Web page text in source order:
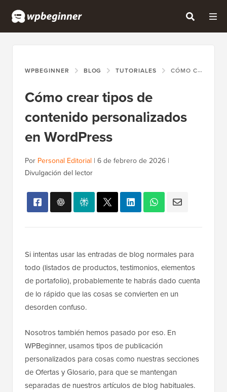
WPBEGINNER BLOG TUTORIALES CÓMO CREAR TIPOS DE CONTENIDO PERSONALIZADOS EN WORDPRESS
Cómo crear tipos de
contenido personalizados
en WordPress
Por Personal Editorial | 6 de febrero de 2026 |
Divulgación del lector
Si intentas usar las entradas de blog normales para
todo (listados de productos, testimonios, elementos
de portafolio), probablemente te habrás dado cuenta
de lo rápido que las cosas se convierten en un
desorden confuso.
Nosotros también hemos pasado por eso. En
WPBeginner, usamos tipos de publicación
personalizados para cosas como nuestras secciones
de Ofertas y Glosario, para que se mantengan
separadas de nuestros artículos de blog habituales.